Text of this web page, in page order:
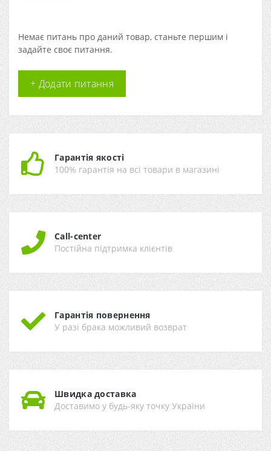
Немає питань про даний товар, станьте першим і
задайте своє питання.
+ Додати питання
Гарантія якості
100% гарантія на всі товари в магазині
Call-center
Постійна підтримка клієнтів
Гарантія повернення
У разі брака можливий возврат
Швидка доставка
Доставимо у будь-яку точку України